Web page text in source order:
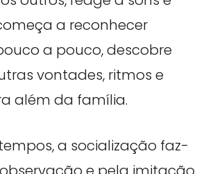
a reconhecer
a pouco, descobre
vontades, ritmos e
além da família.
a socialização faz-